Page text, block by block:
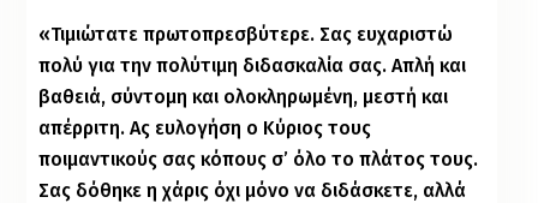
«Τιμιώτατε πρωτοπρεσβύτερε. Σας ευχαριστώ
πολύ για την πολύτιμη διδασκαλία σας. Απλή και
βαθειά, σύντομη και ολοκληρωμένη, μεστή και
απέρριτη. Ας ευλογήση ο Κύριος τους
ποιμαντικούς σας κόπους σ’ όλο το πλάτος τους.
Σας δόθηκε η χάρις όχι μόνο να διδάσκετε, αλλά